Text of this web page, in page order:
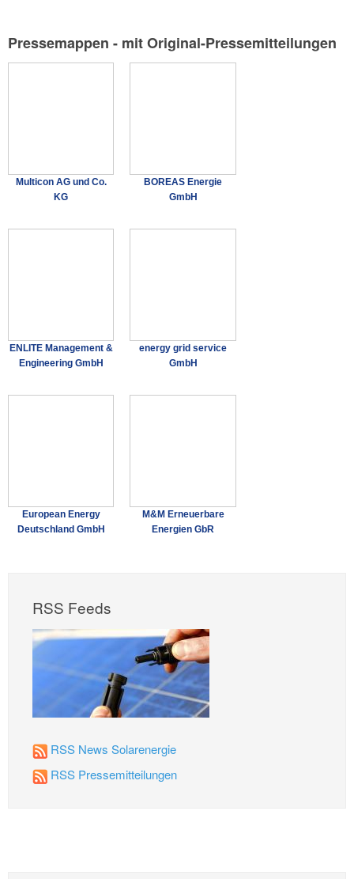
Pressemappen - mit Original-Pressemitteilungen
Multicon AG und Co.
KG
BOREAS Energie
GmbH
ENLITE Management &
Engineering GmbH
energy grid service
GmbH
European Energy
Deutschland GmbH
M&M Erneuerbare
Energien GbR
RSS Feeds
RSS News Solarenergie
RSS Pressemitteilungen